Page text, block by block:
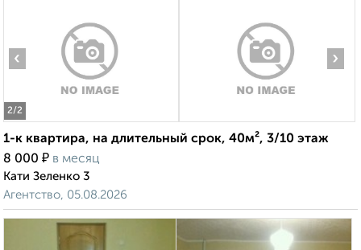
2/2
‹ ›
1-к квартира, на длительный срок, 40м², 3/10 этаж
8 000 ₽ в месяц
Кати Зеленко 3
Агентство, 05.08.2026